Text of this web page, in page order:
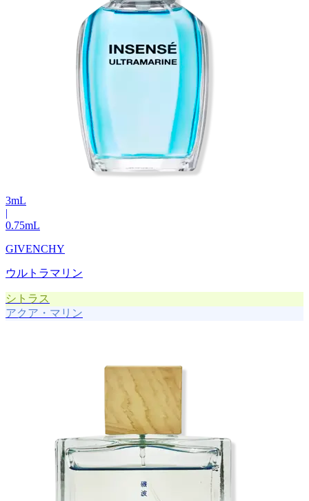
3mL
|
0.75mL
GIVENCHY
ウルトラマリン
シトラス
アクア・マリン